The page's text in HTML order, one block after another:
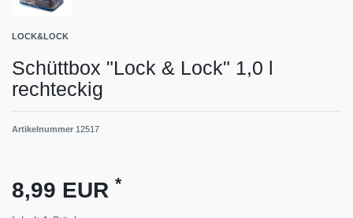
LOCK&LOCK
Schüttbox "Lock & Lock" 1,0 l
rechteckig
Artikelnummer 12517
8,99 EUR *